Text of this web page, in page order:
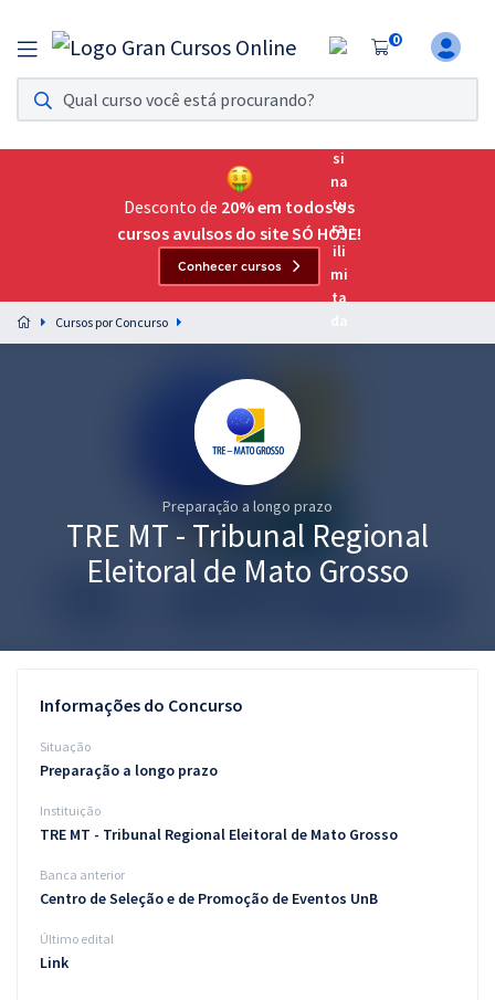
0
Assinatura Ilimitada 11
Acesso a todos os cursos. Teste grátis por 7 dias!
Assinatura OAB Até Passar
Acesso ilimitado a toda preparação para o Exame da
Preparação completa e intensiva para as principais
residências em saúde do Brasil
Graduação
Conteúdo gratuito
Blog
Desconto de 20% em todos os
cursos avulsos do site SÓ HOJE!
Conhecer cursos
Cursos por Concurso
Preparação a longo prazo
TRE MT - Tribunal Regional
Eleitoral de Mato Grosso
Informações do Concurso
Situação
Preparação a longo prazo
Instituição
TRE MT - Tribunal Regional Eleitoral de Mato Grosso
Banca anterior
Centro de Seleção e de Promoção de Eventos UnB
Último edital
Link